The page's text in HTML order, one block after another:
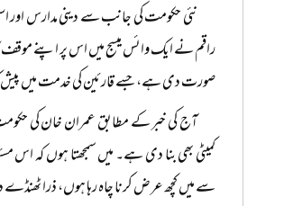
نئی حکومت کی جانب سے دینی مدارس اور
راقم نے ایک وائس میسج میں اس پر اپنے موقف
صورت دی ہے، جسے قارئین کی خدمت میں پیش
آج کی خبر کے مطابق عمران خان کی
کمیٹی بھی بنا دی ہے۔ میں سمجھتا ہوں کہ
سے میں کچھ عرض کرنا چاہ رہا ہوں، ذرا